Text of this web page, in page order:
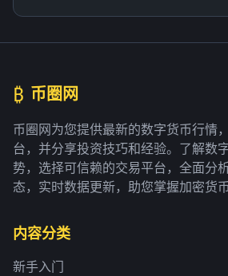
₿ 币圈网
币圈网为您提供最新的数字货币行情
台，并分享投资技巧和经验。了解数
势，选择可信赖的交易平台，全面分
态，实时数据更新，助您掌握加密货
内容分类
新手入门